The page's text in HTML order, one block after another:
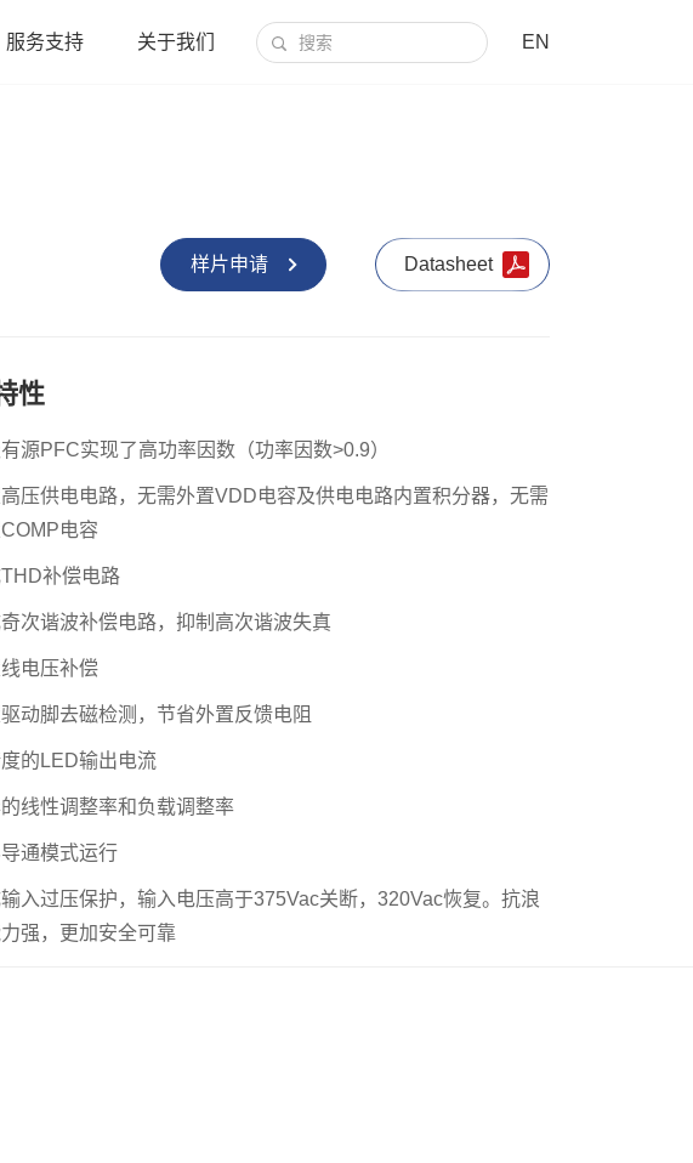
服务支持 关于我们 EN
样片申请 Datasheet
性
源PFC实现了高功率因数（功率因数>0.9）
压供电电路，无需外置VDD电容及供电电路内置积分器，无需
电容
补偿电路
次谐波补偿电路，抑制高次谐波失真
电压补偿
动脚去磁检测，节省外置反馈电阻
的LED输出电流
线性调整率和负载调整率
导通模式运行
入过压保护，输入电压高于375Vac关断，320Vac恢复。抗浪
强，更加安全可靠